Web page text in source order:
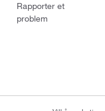
Rapporter et
problem